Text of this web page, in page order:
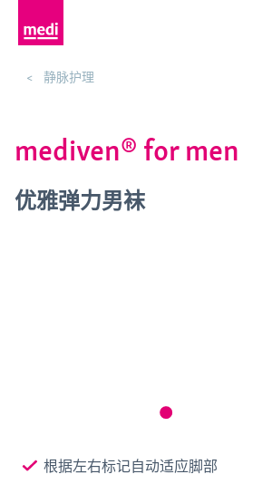
静脉护理
mediven® for men
优雅弹力男袜
根据左右标记自动适应脚部